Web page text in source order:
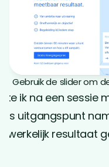
Gebruik de slider om
ik na een sessie
uitgangspunt
resultaat